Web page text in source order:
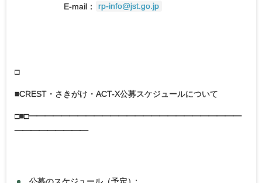
E-mail： rp-info@jst.go.jp
□
■CREST・さきがけ・ACT-X公募スケジュールについて
□■□━━━━━━━━━━━━━━━━━━━━━━━━━━
━━━━━━━━━